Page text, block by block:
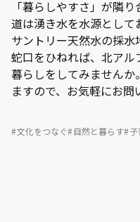
「暮らしやすさ」が隣
道は湧き水を水源として
サントリー天然水の採
蛇口をひねれば、北ア
暮らしをしてみませんか
ますので、お気軽にお問
文化をつなぐ 自然と暮らす